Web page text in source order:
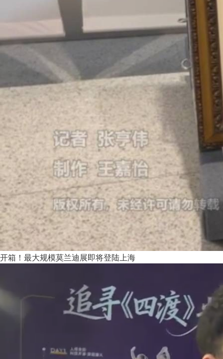
开箱！最大规模莫兰迪展即将登陆上海